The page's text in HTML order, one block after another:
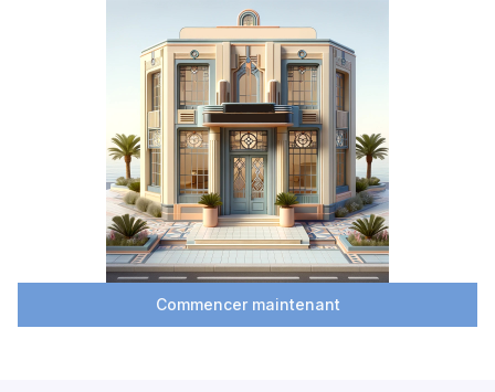
Commencer maintenant